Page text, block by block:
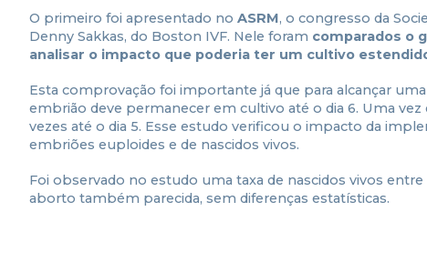
O primeiro foi apresentado no ASRM, o congresso da
Denny Sakkas, do Boston IVF. Nele foram comparados o
analisar o impacto que poderia ter um cultivo
Esta comprovação foi importante já que para alcançar
embrião deve permanecer em cultivo até o dia 6. Uma
vezes até o dia 5. Esse estudo verificou o impacto da
embriões euploides e de nascidos vivos.
Foi observado no estudo uma taxa de nascidos vivos
aborto também parecida, sem diferenças estatísticas.